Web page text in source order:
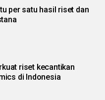
per satu hasil riset dan
riset kecantikan
di Indonesia